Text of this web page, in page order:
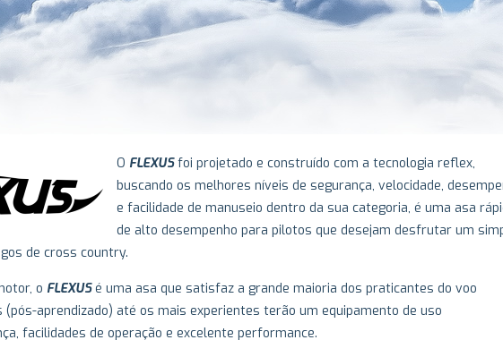
O FLEXUSfoi projetado e construído com a tecnologia reflex,
buscando os melhores níveis de segurança, velocidade,
e facilidade de manuseio dentro da sua categoria, é uma asa
de alto desempenho para pilotos que desejam desfrutar um
de cross country.
o FLEXUSé uma asa que satisfaz a grande maioria dos praticantes do voo
(pós-aprendizado) até os mais experientes terão um equipamento de uso
facilidades de operação e excelente performance.